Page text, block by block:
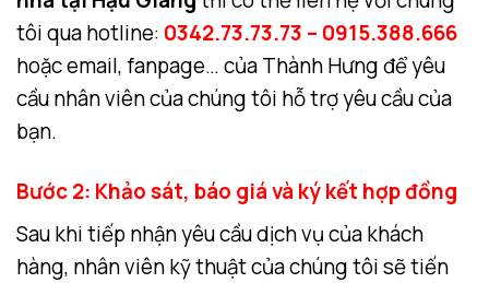
tôi qua hotline: 0342.73.73.73 – 0915.388.666
hoặc email, fanpage… của Thành Hưng để yêu
cầu nhân viên của chúng tôi hỗ trợ yêu cầu của
bạn.
Bước 2: Khảo sát, báo giá và ký kết hợp đồng
Sau khi tiếp nhận yêu cầu dịch vụ của khách
hàng, nhân viên kỹ thuật của chúng tôi sẽ tiến